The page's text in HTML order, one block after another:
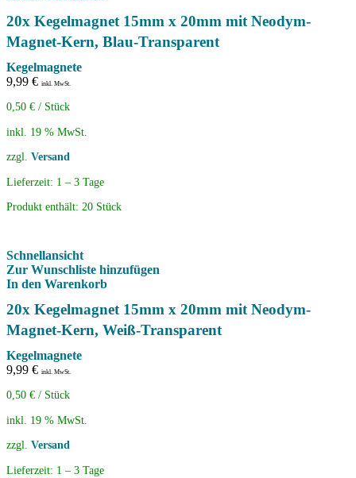
20x Kegelmagnet 15mm x 20mm mit Neodym-
Magnet-Kern, Blau-Transparent
Kegelmagnete
9,99 € inkl. MwSt.
0,50 € / Stück
inkl. 19 % MwSt.
zzgl. Versand
Lieferzeit: 1 – 3 Tage
Produkt enthält: 20 Stück
Schnellansicht
Zur Wunschliste hinzufügen
In den Warenkorb
20x Kegelmagnet 15mm x 20mm mit Neodym-
Magnet-Kern, Weiß-Transparent
Kegelmagnete
9,99 € inkl. MwSt.
0,50 € / Stück
inkl. 19 % MwSt.
zzgl. Versand
Lieferzeit: 1 – 3 Tage